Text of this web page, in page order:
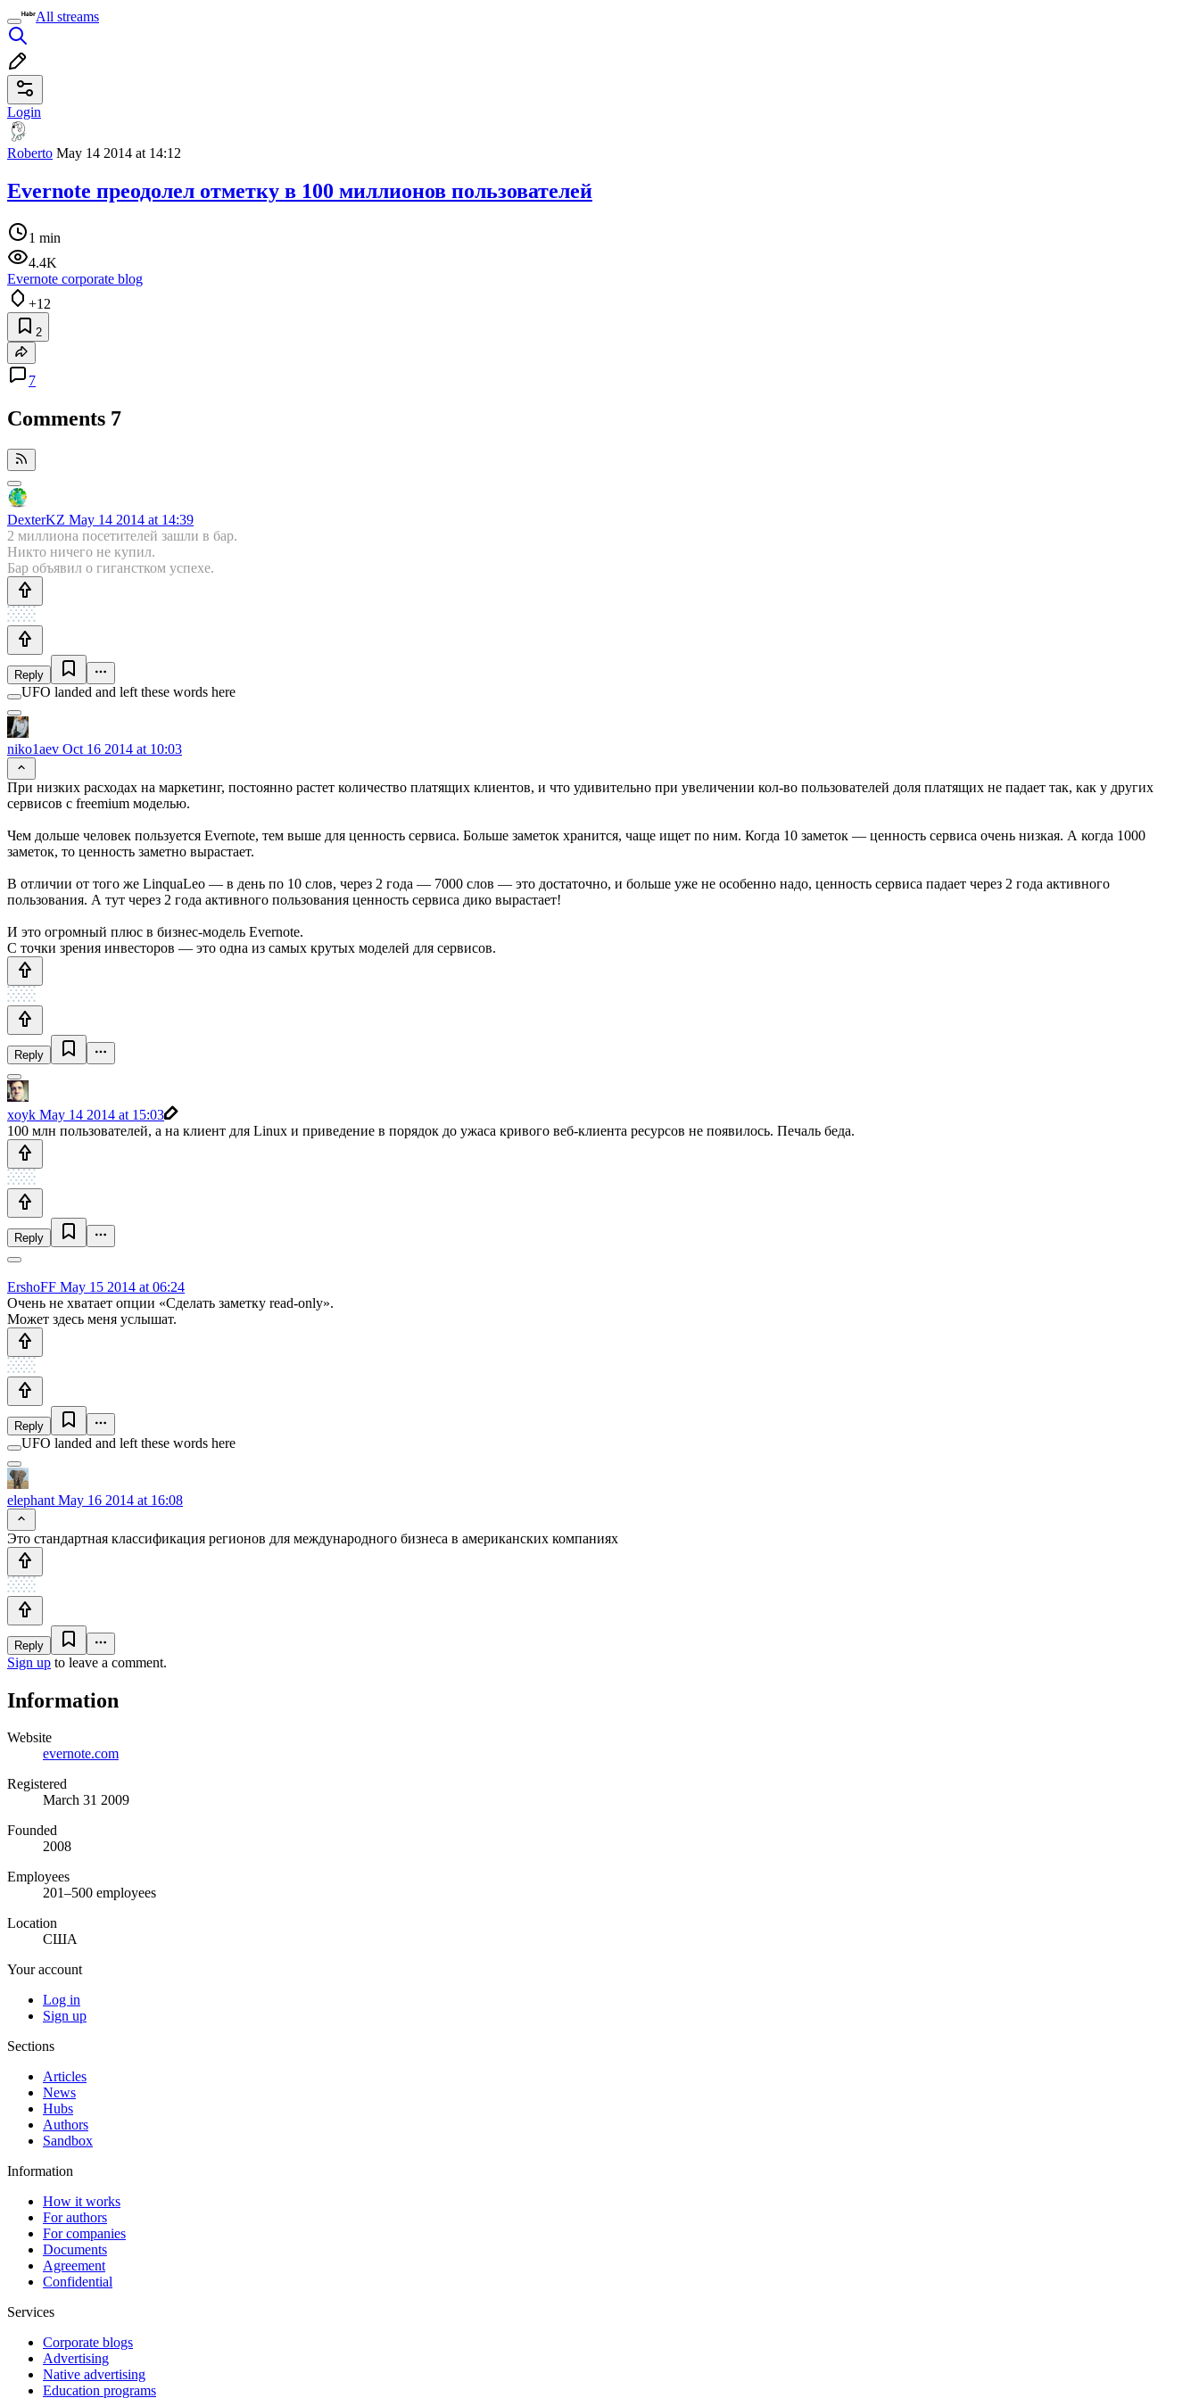
All streams
Login
Roberto May 14 2014 at 14:12
Evernote преодолел отметку в 100 миллионов пользователей
1 min
4.4K
Evernote corporate blog
+12
2
7
Comments 7
DexterKZ May 14 2014 at 14:39
2 миллиона посетителей зашли в бар.
Никто ничего не купил.
Бар объявил о гиганстком успехе.
Reply
UFO landed and left these words here
niko1aev Oct 16 2014 at 10:03
При низких расходах на маркетинг, постоянно растет количество платящих клиентов, и что удивительно при увеличении кол-во пользователей доля платящих не падает так, как у других
сервисов с freemium моделью.
Чем дольше человек пользуется Evernote, тем выше для ценность сервиса. Больше заметок хранится, чаще ищет по ним. Когда 10 заметок — ценность сервиса очень низкая. А когда 1000
заметок, то ценность заметно вырастает.
В отличии от того же LinquaLeo — в день по 10 слов, через 2 года — 7000 слов — это достаточно, и больше уже не особенно надо, ценность сервиса падает через 2 года активного
пользования. А тут через 2 года активного пользования ценность сервиса дико вырастает!
И это огромный плюс в бизнес-модель Evernote.
C точки зрения инвесторов — это одна из самых крутых моделей для сервисов.
Reply
xoyk May 14 2014 at 15:03
100 млн пользователей, а на клиент для Linux и приведение в порядок до ужаса кривого веб-клиента ресурсов не появилось. Печаль беда.
Reply
ErshoFF May 15 2014 at 06:24
Очень не хватает опции «Сделать заметку read-only».
Может здесь меня услышат.
Reply
UFO landed and left these words here
elephant May 16 2014 at 16:08
Это стандартная классификация регионов для международного бизнеса в американских компаниях
Reply
Sign up to leave a comment.
Information
Website
evernote.com
Registered
March 31 2009
Founded
2008
Employees
201–500 employees
Location
США
Your account
Log in
Sign up
Sections
Articles
News
Hubs
Authors
Sandbox
Information
How it works
For authors
For companies
Documents
Agreement
Confidential
Services
Corporate blogs
Advertising
Native advertising
Education programs